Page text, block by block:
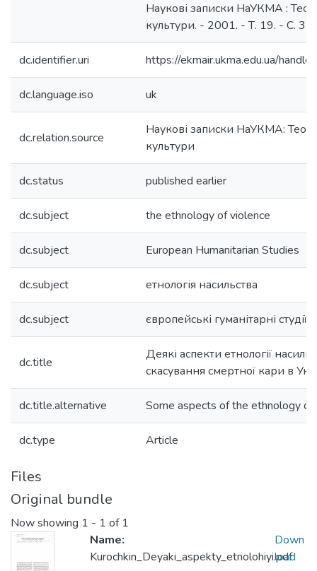
Наукові записки НаУКМА :
культури. - 2001. - Т. 19. - С.
dc.identifier.uri https://ekmair.ukma.edu.ua/
dc.language.iso uk
dc.relation.source
Наукові записки НаУКМА:
культури
dc.status published earlier
dc.subject the ethnology of violence
dc.subject European Humanitarian Studies
dc.subject етнологія насильства
dc.subject європейські гуманітарні студії
dc.title
Деякі аспекти етнології
скасування смертної кари в
dc.title.alternative Some aspects of the ethnology of
dc.type Article
Files
Original bundle
Now showing 1 - 1 of 1
Name:
Kurochkin_Deyaki_aspekty_etnolohiyi.pdf
Down
load